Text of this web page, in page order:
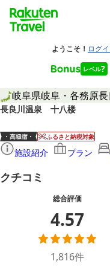
岐阜県岐阜・各務原
長良川温泉 十八楼
ふるさと納税対象
施設紹介 プラン
クチコミ
総合評価
4.57
1,816件